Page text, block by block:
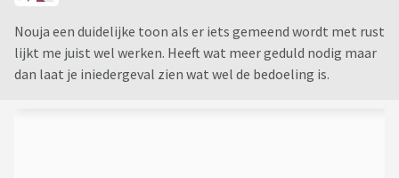
Nouja een duidelijke toon als er iets gemeend wordt met rust
lijkt me juist wel werken. Heeft wat meer geduld nodig maar
dan laat je iniedergeval zien wat wel de bedoeling is.